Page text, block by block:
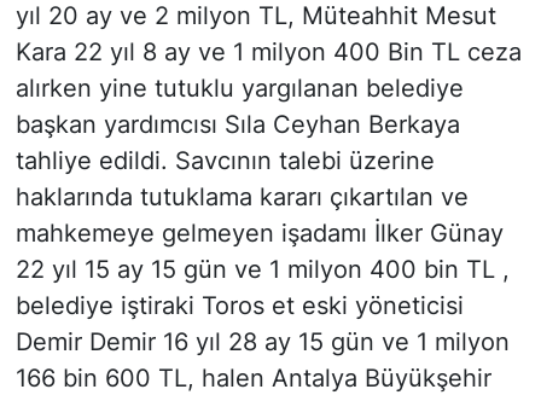
yıl 20 ay ve 2 milyon TL, Müteahhit Mesut
Kara 22 yıl 8 ay ve 1 milyon 400 Bin TL ceza
alırken yine tutuklu yargılanan belediye
başkan yardımcısı Sıla Ceyhan Berkaya
tahliye edildi. Savcının talebi üzerine
haklarında tutuklama kararı çıkartılan ve
mahkemeye gelmeyen işadamı İlker Günay
22 yıl 15 ay 15 gün ve 1 milyon 400 bin TL ,
belediye iştiraki Toros et eski yöneticisi
Demir Demir 16 yıl 28 ay 15 gün ve 1 milyon
166 bin 600 TL, halen Antalya Büyükşehir